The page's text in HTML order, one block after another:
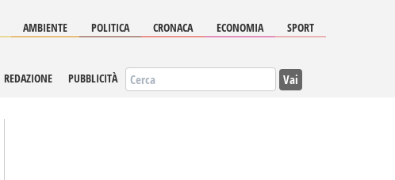
AMBIENTE POLITICA CRONACA ECONOMIA SPORT
REDAZIONE PUBBLICITÀ Vai